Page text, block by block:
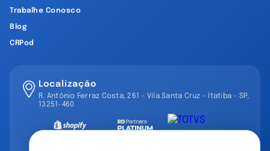
Trabalhe Conosco
Blog
CRPod
Localização
R. Antônio Ferraz Costa, 261 - Vila Santa Cruz - Itatiba - SP,
13251-460